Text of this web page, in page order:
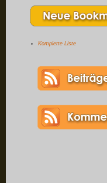
Komplette Liste